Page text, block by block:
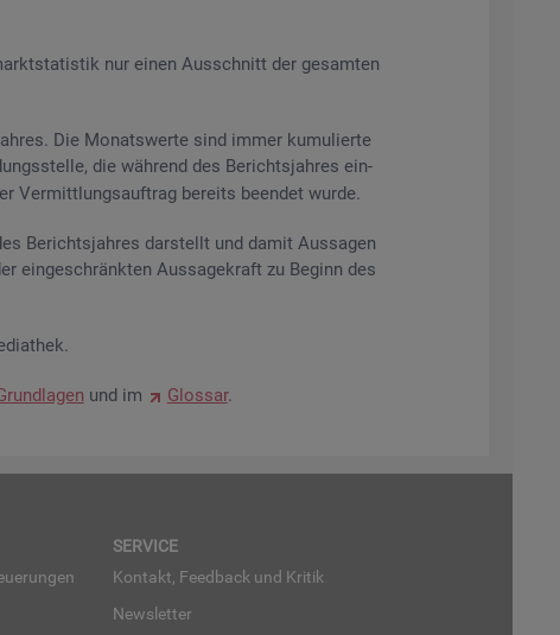
nur einen Aus­schnitt der ge­sam­ten
Die Mo­nats­wer­te sind immer ku­mu­lier­te
die wäh­rend des Be­richts­jah­res ein­
Ver­mitt­lungs­auf­trag be­reits be­en­det wurde.
Be­richts­jah­res dar­stellt und damit Aus­sa­gen
ein­ge­schränk­ten Aus­sa­ge­kraft zu Be­ginn des
und im Glos­sar.
SER­VICE
Kon­takt, Feed­back und Kri­tik
News­let­ter